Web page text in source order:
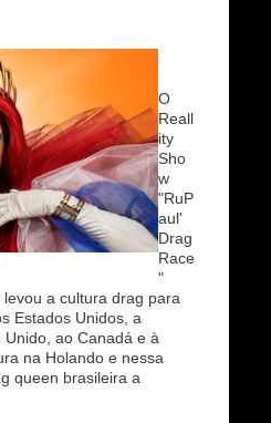
O
Reall
ity
Sho
w
"RuP
aul'
Drag
Race
"
a cultura drag para
Estados Unidos, a
ao Canadá e à
na Holando e nessa
queen brasileira a